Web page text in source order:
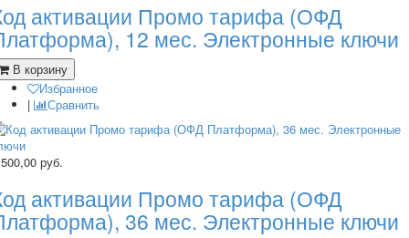
активации Промо тарифа (ОФД
12 мес. Электронные ключи
В корзину
Избранное
|
Сравнить
руб.
активации Промо тарифа (ОФД
36 мес. Электронные ключи